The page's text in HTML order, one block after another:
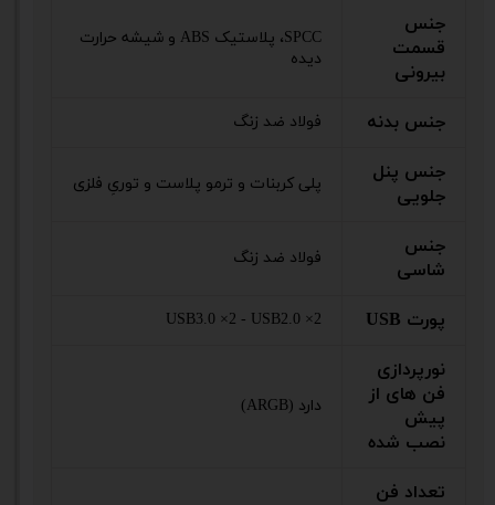
جنس
قسمت
بیرونی
SPCC، پلاستیک ABS و شیشه حرارت
دیده
جنس بدنه فولاد ضد زنگ
جنس پنل
جلویی
پلی کربنات و ترمو پلاست و توریِ فلزی
جنس
شاسی
فولاد ضد زنگ
پورت USB USB3.0 ×2 - USB2.0 ×2
نورپردازی
فن های از
پیش
نصب شده
دارد (ARGB)
تعداد فن